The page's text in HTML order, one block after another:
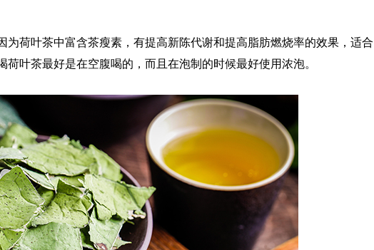
为荷叶茶中富含茶瘦素，有提高新陈代谢和提高脂肪燃烧率的效果，适合
叶茶最好是在空腹喝的，而且在泡制的时候最好使用浓泡。